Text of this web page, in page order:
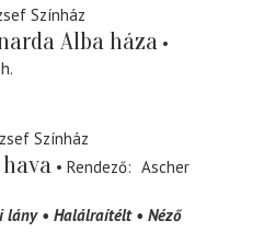
Színház
Alba háza
Színház
Rendező
Ascher
lány Halálraítélt Néző